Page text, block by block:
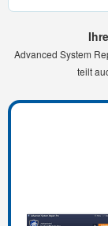
Advanced System
teilt